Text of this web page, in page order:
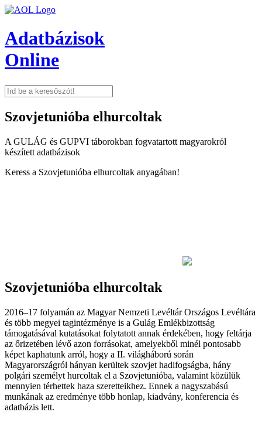
Adatbázisok
Online
Szovjetunióba elhurcoltak
A GULÁG és GUPVI táborokban fogvatartott magyarokról
készített adatbázisok
Keress a Szovjetunióba elhurcoltak anyagában!
Szovjetunióba elhurcoltak
2016–17 folyamán az Magyar Nemzeti Levéltár Országos Levéltára
és több megyei tagintézménye is a Gulág Emlékbizottság
támogatásával kutatásokat folytatott annak érdekében, hogy feltárja
az őrizetében lévő azon forrásokat, amelyekből minél pontosabb
képet kaphatunk arról, hogy a II. világháború során
Magyarországról hányan kerültek szovjet hadifogságba, hány
polgári személyt hurcoltak el a Szovjetunióba, valamint közülük
mennyien térhettek haza szeretteikhez. Ennek a nagyszabású
munkának az eredménye több honlap, kiadvány, konferencia és
adatbázis lett.